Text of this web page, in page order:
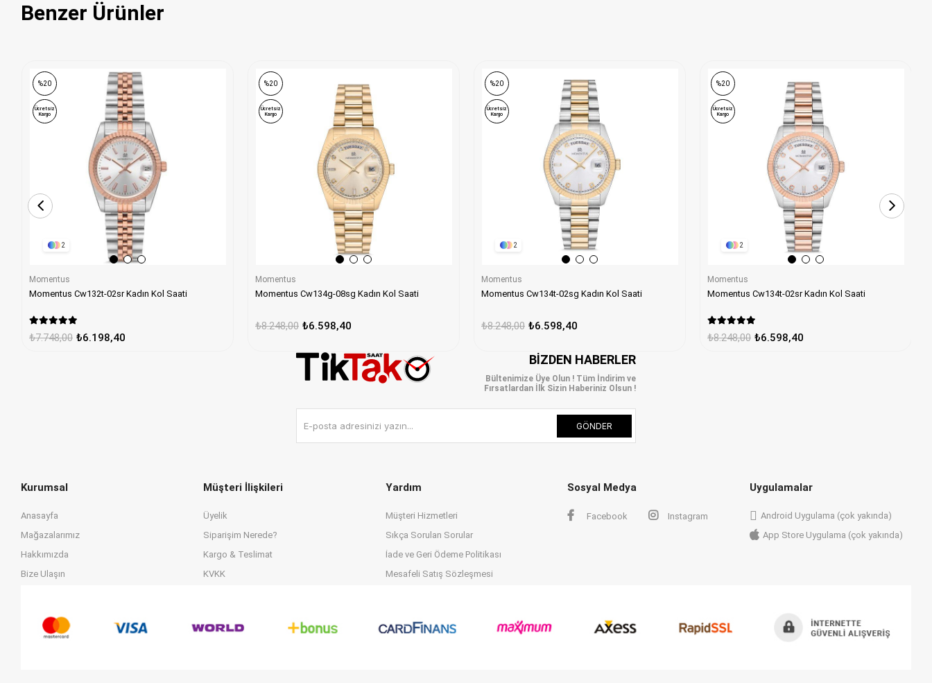
Benzer Ürünler
2
Momentus
Momentus Cw132t-02sr Kadın Kol Saati
₺6.198,40
₺7.748,00
%20
Ücretsiz
Kargo
Momentus
Momentus Cw134g-08sg Kadın Kol Saati
₺6.598,40
₺8.248,00
%20
Ücretsiz
Kargo
2
Momentus
Momentus Cw134t-02sg Kadın Kol Saati
₺6.598,40
₺8.248,00
%20
Ücretsiz
Kargo
2
Momentus
Momentus Cw134t-02sr Kadın Kol Saati
₺6.598,40
₺8.248,00
%20
Ücretsiz
Kargo
BIZDEN HABERLER
Bültenimize Üye Olun ! Tüm İndirim ve
Fırsatlardan İlk Sizin Haberiniz Olsun !
GÖNDER
Kurumsal
Anasayfa
Mağazalarımız
Hakkımızda
Bize Ulaşın
Müşteri İlişkileri
Üyelik
Siparişim Nerede?
Kargo & Teslimat
KVKK
Yardım
Müşteri Hizmetleri
Sıkça Sorulan Sorular
İade ve Geri Ödeme Politikası
Mesafeli Satış Sözleşmesi
Sosyal Medya
Facebook Instagram
Uygulamalar
Android Uygulama (çok yakında)
App Store Uygulama (çok yakında)